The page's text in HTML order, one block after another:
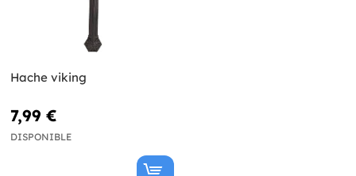
Hache viking
7,99 €
DISPONIBLE